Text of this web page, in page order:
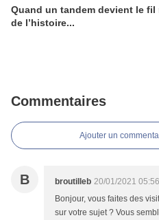
Quand un tandem devient le fil
de l’histoire...
Commentaires
Ajouter un
B broutilleb 20/01/2021 05:56
Bonjour, vous faites des
sur votre sujet ? Vous